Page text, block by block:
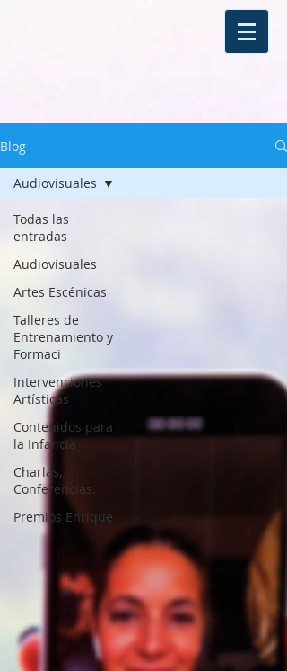
Blog
Todas las
entradas
Audiovisuales
Artes Escénicas
Talleres de
Entrenamiento y
Formaci
Intervenciones
Artísticas
Contenidos para
la Infancia
Charlas,
Conferencias.
Premios Enrique
Audiovisuales